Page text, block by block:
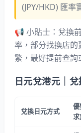
(JPY/HKD) 匯率
📢 小貼士：兌換
率，部分找換店
繁，最好提前查詢
日元兌港元｜
兌換日元方式
優
求)